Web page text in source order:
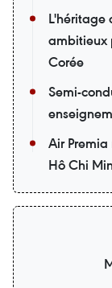
L'héritage
ambitieux
Corée
Semi-
Air
Hô Chi